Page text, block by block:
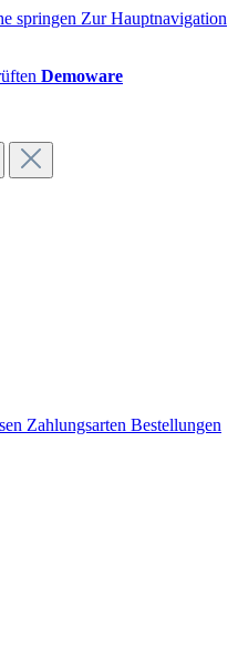
springen Zur Hauptnavigation
Demoware
Zahlungsarten Bestellungen